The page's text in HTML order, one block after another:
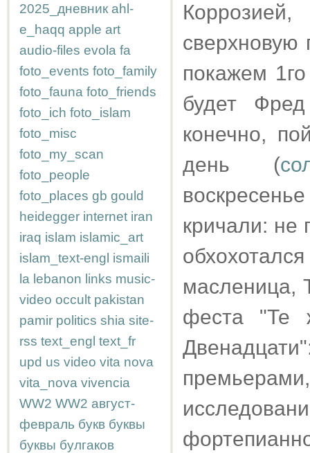
2025_дневник ahl-
e_haqq apple art
audio-files evola fa
foto_events foto_family
foto_fauna foto_friends
foto_ich foto_islam
foto_misc
foto_my_scan
foto_people
foto_places gb gould
heidegger internet iran
iraq islam islamic_art
islam_text-engl ismaili
la lebanon links music-
video occult pakistan
pamir politics shia site-
rss text_engl text_fr
upd us video vita nova
vita_nova vivencia
WW2 WW2 август-
февраль букв буквы
буквы булгаков
сверхновую
покажем
будет
конечно,
день (
кричали: не
масленица,
феста "Те